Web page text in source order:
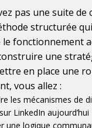
pas une suite de
structurée
fonctionnement
une
en place une
vous allez :
les mécanismes de
LinkedIn aujourd’hui
une logique